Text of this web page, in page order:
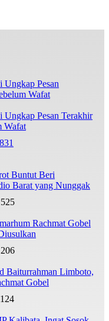
Pesan Terakhir
Wafat
Buntut Beri
Barat yang Nunggak
Rachmat Gobel
Baiturrahman Limboto,
Gobel